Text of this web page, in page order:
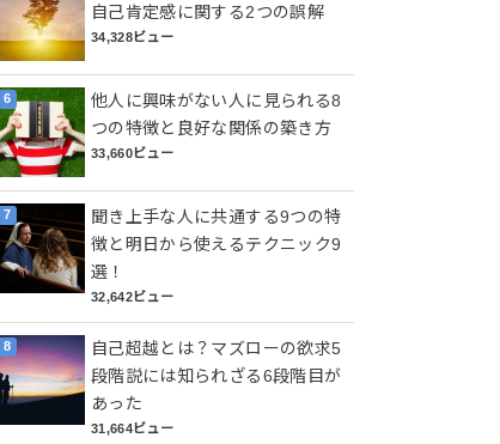
自己肯定感に関する2つの誤解
34,328ビュー
他人に興味がない人に見られる8
つの特徴と良好な関係の築き方
33,660ビュー
聞き上手な人に共通する9つの特
徴と明日から使えるテクニック9
選！
32,642ビュー
自己超越とは？マズローの欲求5
段階説には知られざる6段階目が
あった
31,664ビュー